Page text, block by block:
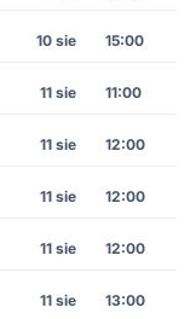
10 sie 15:00
11 sie 11:00
11 sie 12:00
11 sie 12:00
11 sie 12:00
11 sie 13:00